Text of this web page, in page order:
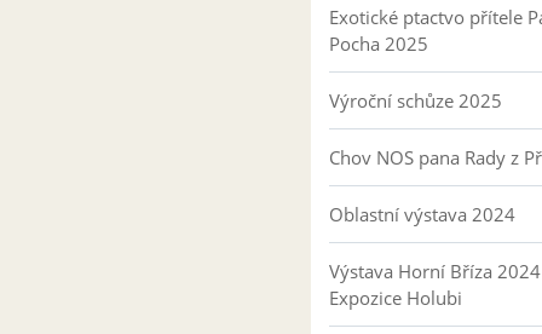
Exotické ptactvo přítele
Pocha 2025
Výroční schůze 2025
Chov NOS pana Rady z
Oblastní výstava 2024
Výstava Horní Bříza 2024
Expozice Holubi